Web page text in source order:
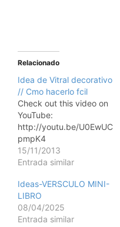
Relacionado
Idea de Vitral decorativo
// Cmo hacerlo fcil
Check out this video on
YouTube:
http://youtu.be/U0EwUC
pmpK4
15/11/2013
Entrada similar
Ideas-VERSCULO MINI-
LIBRO
08/04/2025
Entrada similar